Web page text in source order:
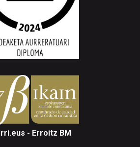
- Erroitz BM